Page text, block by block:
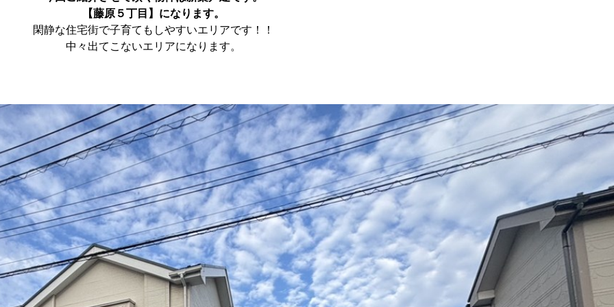
【藤原５丁目】になります。
閑静な住宅街で子育てもしやすいエリアです！！
中々出てこないエリアになります。